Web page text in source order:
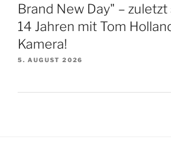
Brand New Day" –
14 Jahren mit Tom
Kamera!
5. AUGUST 2026